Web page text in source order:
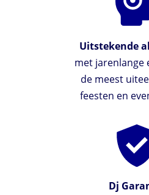
Uitstekende
met jarenlange
de meest
feesten en
Dj